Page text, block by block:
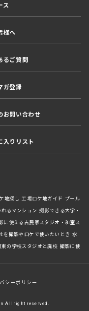
ス
様へ
るご質問
ガ登録
お問い合わせ
入りリスト
地探し 工場ロケ地ガイド プール
るマンション 撮影できる大学・
に使える古民家スタジオ・和室ス
を撮影やロケで使いたいとき 水
の学校スタジオと廃校 撮影に使
シーポリシー
All right reserved.